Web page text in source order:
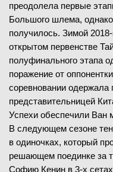
преодолела первые
Большого шлема,
получилось. Зимой
открытом первенстве
полуфинального этапа
поражение от
соревновании одержала
представительницей
Успехи обеспечили Ван
В следующем сезоне
в одиночках, который
решающем поединке за
Софию Кенин в 3-х